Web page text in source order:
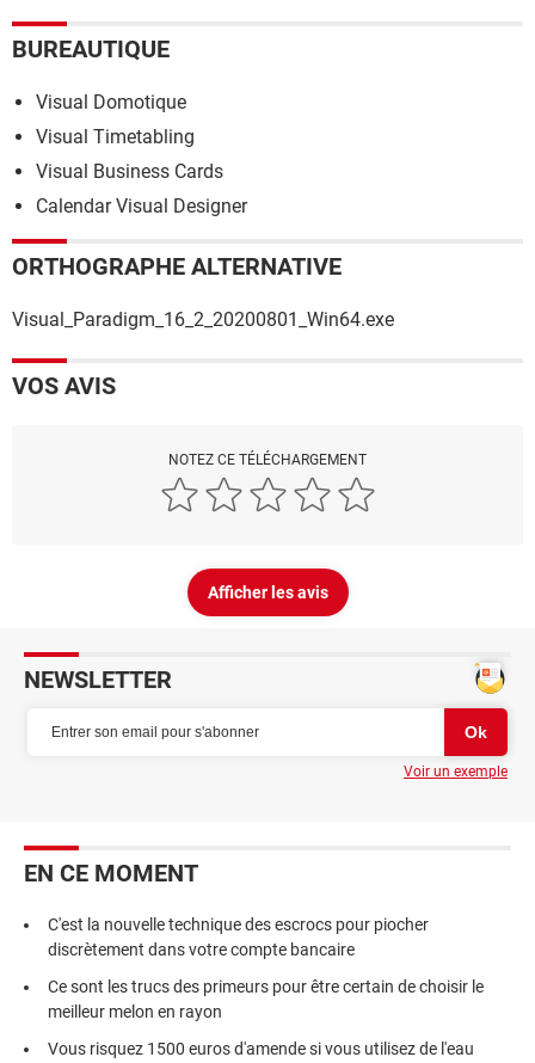
BUREAUTIQUE
Visual Domotique
Visual Timetabling
Visual Business Cards
Calendar Visual Designer
ORTHOGRAPHE ALTERNATIVE
Visual_Paradigm_16_2_20200801_Win64.exe
VOS AVIS
NOTEZ CE TÉLÉCHARGEMENT
Afficher les avis
NEWSLETTER
Voir un exemple
EN CE MOMENT
C'est la nouvelle technique des escrocs pour piocher
discrètement dans votre compte bancaire
Ce sont les trucs des primeurs pour être certain de choisir le
meilleur melon en rayon
Vous risquez 1500 euros d'amende si vous utilisez de l'eau